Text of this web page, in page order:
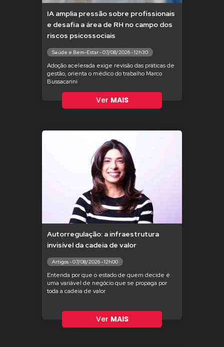
IA amplia pressão sobre profissionais
e desafia a área de RH no campo dos
riscos psicossociais
Saúde e Bem-Estar - 07/08/2026 - 12h30
Adoção acelerada exige revisão das práticas de
gestão, orienta o médico do trabalho Marco
Bussacarini
Ver MAIS
Autorregulação: a infraestrutura
invisível da cadeia de valor
Artigos - 07/08/2026 - 12h00
Entenda por que o estado de quem decide é
uma variável de negócio que se propaga por
toda a cadeia de valor
Ver MAIS